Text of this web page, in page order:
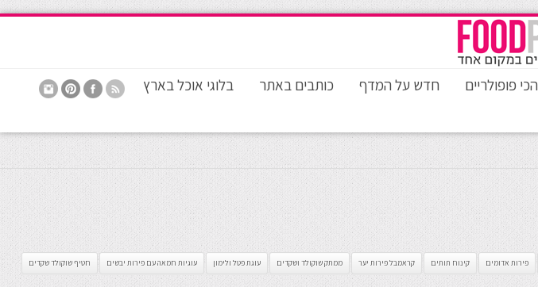
הכי פופולריים חדש על המדף כותבים באתר בלוגי אוכל בארץ
פירות אדומים קינוח תותים קראמבל פירות יער ממתק שוקולד ושקדים עוגת פטל ולימון עוגיות חמאה עם פירות יבשים חטיף שוקולד שקדים